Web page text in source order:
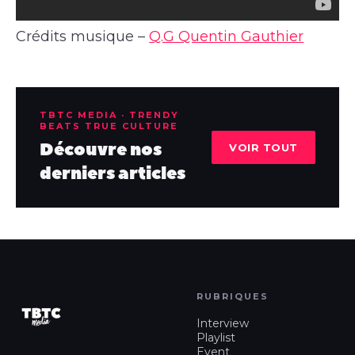
Crédits musique –Q.G Quentin Gauthier
TBTC MEDIA · TRENDY
BEATS TRUE CULTURE
Découvre nos
derniers articles
VOIR TOUT
RUBRIQUES
Interview
Playlist
Event